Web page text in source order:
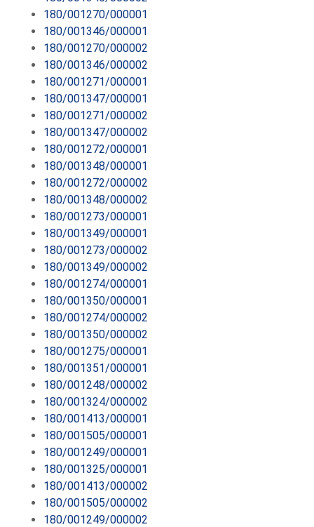
180/001270/000001
180/001346/000001
180/001270/000002
180/001346/000002
180/001271/000001
180/001347/000001
180/001271/000002
180/001347/000002
180/001272/000001
180/001348/000001
180/001272/000002
180/001348/000002
180/001273/000001
180/001349/000001
180/001273/000002
180/001349/000002
180/001274/000001
180/001350/000001
180/001274/000002
180/001350/000002
180/001275/000001
180/001351/000001
180/001248/000002
180/001324/000002
180/001413/000001
180/001505/000001
180/001249/000001
180/001325/000001
180/001413/000002
180/001505/000002
180/001249/000002